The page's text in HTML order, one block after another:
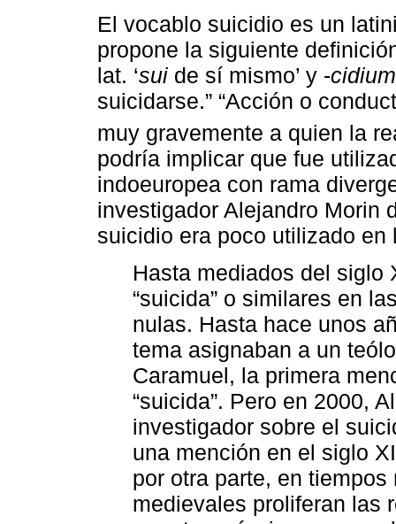
El vocablo suicidio es un
propone la siguiente
lat. ‘sui de sí mismo’ y -cidium
suicidarse.” “Acción o
muy gravemente a quien la
podría implicar que fue
indoeuropea con rama
investigador Alejandro Morin
suicidio era poco utilizado en
Hasta mediados del siglo
“suicida” o similares en
nulas. Hasta hace unos
tema asignaban a un
Caramuel, la primera
“suicida”. Pero en 2000,
investigador sobre el
una mención en el siglo
por otra parte, en
medievales proliferan las